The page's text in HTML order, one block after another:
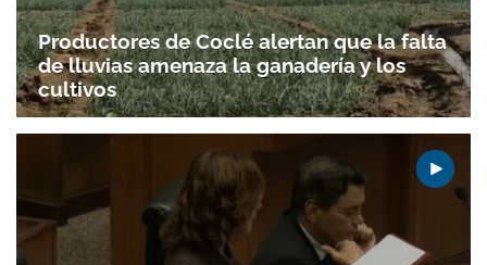
Productores de Coclé alertan que la falta
de lluvias amenaza la ganadería y los
cultivos